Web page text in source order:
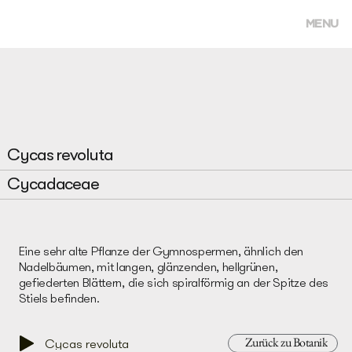
MENU
Cycas revoluta
Cycadaceae
Eine sehr alte Pflanze der Gymnospermen, ähnlich den
Nadelbäumen, mit langen, glänzenden, hellgrünen,
gefiederten Blättern, die sich spiralförmig an der Spitze des
Stiels befinden.
Cycas revoluta Zurück zu Botanik